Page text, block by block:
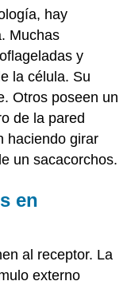
hay
Muchas
y
la célula. Su
Otros poseen un
de la pared
haciendo girar
un sacacorchos.
en
al receptor. La
externo